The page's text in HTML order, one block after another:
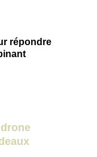
répondre